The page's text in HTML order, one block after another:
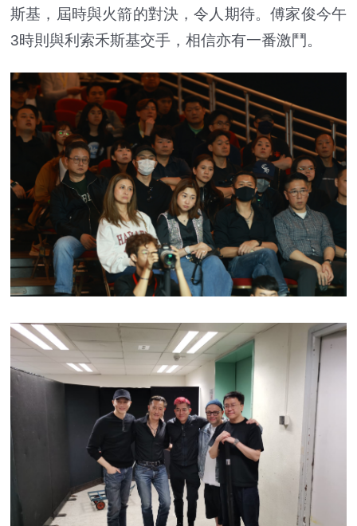
斯基，屆時與火箭的對決，令人期待。傅家俊今午
3時則與利索禾斯基交手，相信亦有一番激鬥。